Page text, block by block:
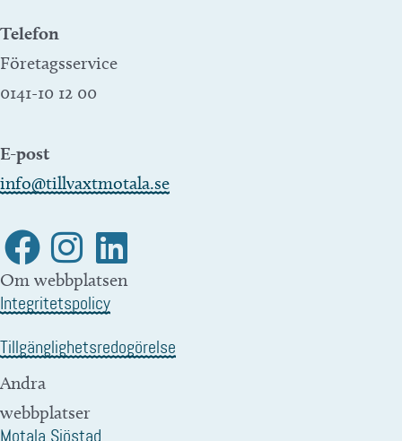
Telefon
Företagsservice
0141-10 12 00
E-post
info@tillvaxtmotala.se
Om webbplatsen
Integritetspolicy
Tillgänglighetsredogörelse
Andra
webbplatser
Motala Sjöstad